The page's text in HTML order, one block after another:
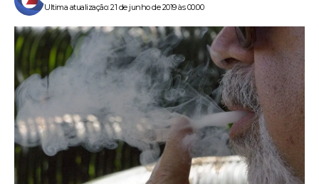
Ultima atualização: 21 de junho de 2019 às 00:00